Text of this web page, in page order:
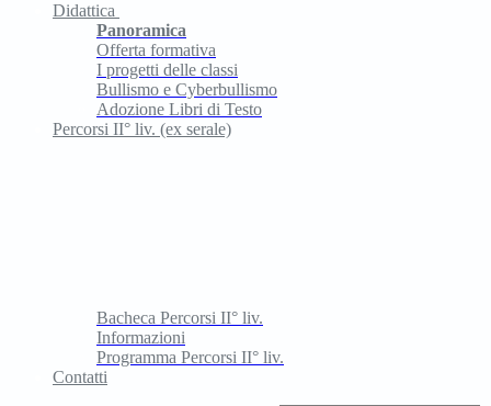
Didattica
Panoramica
Offerta formativa
I progetti delle classi
Bullismo e Cyberbullismo
Adozione Libri di Testo
Percorsi II° liv. (ex serale)
Bacheca Percorsi II° liv.
Informazioni
Programma Percorsi II° liv.
Contatti